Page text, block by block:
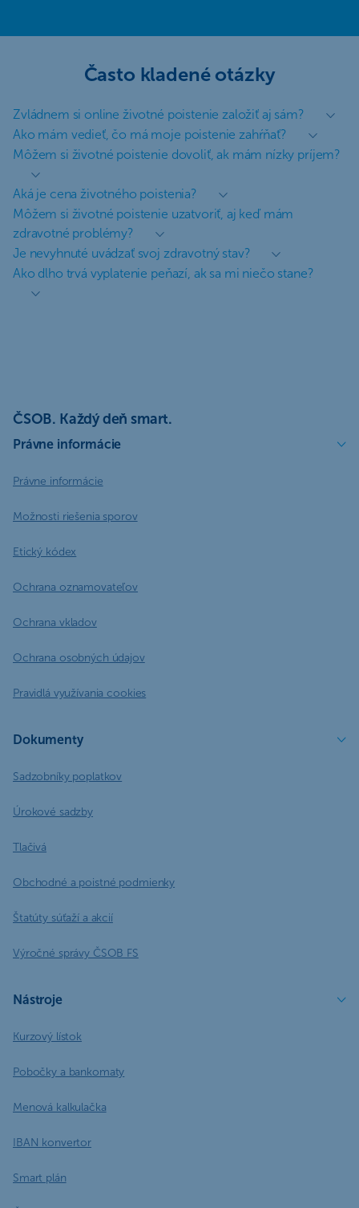
Často kladené otázky
Zvládnem si online životné poistenie založiť aj sám?
Ako mám vedieť, čo má moje poistenie zahŕňať?
Môžem si životné poistenie dovoliť, ak mám nízky príjem?
Aká je cena životného poistenia?
Môžem si životné poistenie uzatvoriť, aj keď mám
zdravotné problémy?
Je nevyhnuté uvádzať svoj zdravotný stav?
Ako dlho trvá vyplatenie peňazí, ak sa mi niečo stane?
ČSOB. Každý deň smart.
Právne informácie
Právne informácie
Možnosti riešenia sporov
Etický kódex
Ochrana oznamovateľov
Ochrana vkladov
Ochrana osobných údajov
Pravidlá využívania cookies
Dokumenty
Sadzobníky poplatkov
Úrokové sadzby
Tlačivá
Obchodné a poistné podmienky
Štatúty súťaží a akcií
Výročné správy ČSOB FS
Nástroje
Kurzový lístok
Pobočky a bankomaty
Menová kalkulačka
IBAN konvertor
Smart plán